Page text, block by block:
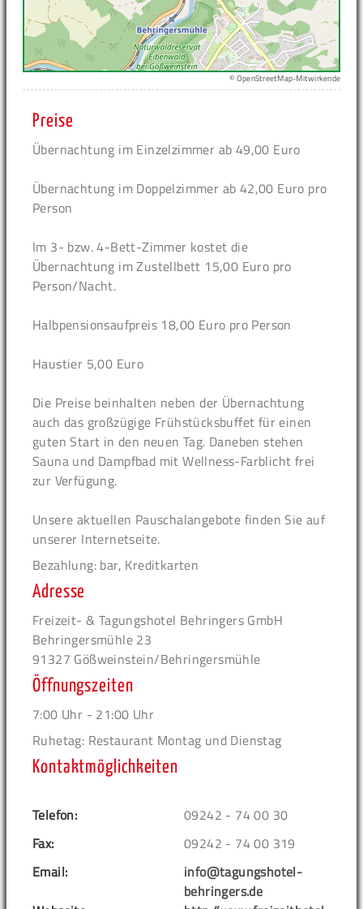
© OpenStreetMap-Mitwirkende
Preise
Übernachtung im Einzelzimmer ab 49,00 Euro
Übernachtung im Doppelzimmer ab 42,00 Euro pro
Person
Im 3- bzw. 4-Bett-Zimmer kostet die
Übernachtung im Zustellbett 15,00 Euro pro
Person/Nacht.
Halbpensionsaufpreis 18,00 Euro pro Person
Haustier 5,00 Euro
Die Preise beinhalten neben der Übernachtung
auch das großzügige Frühstücksbuffet für einen
guten Start in den neuen Tag. Daneben stehen
Sauna und Dampfbad mit Wellness-Farblicht frei
zur Verfügung.
Unsere aktuellen Pauschalangebote finden Sie auf
unserer Internetseite.
Bezahlung: bar, Kreditkarten
Adresse
Freizeit- & Tagungshotel Behringers GmbH
Behringersmühle 23
91327 Gößweinstein/Behringersmühle
Öffnungszeiten
7:00 Uhr - 21:00 Uhr
Ruhetag: Restaurant Montag und Dienstag
Kontaktmöglichkeiten
Telefon:
09242 - 74 00 30
Fax:
09242 - 74 00 319
Email:
info@tagungshotel-
behringers.de